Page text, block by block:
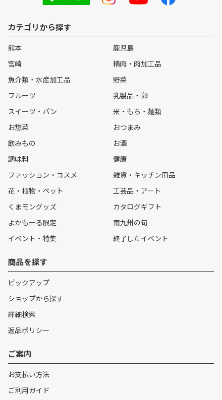
カテゴリから探す
熊本
鹿児島
宮崎
精肉・肉加工品
魚介類・水産加工品
野菜
フルーツ
乳製品・卵
スイーツ・パン
米・もち・麺類
お惣菜
おつまみ
飲みもの
お酒
調味料
健康
ファッション・コスメ
雑貨・キッチン用品
花・植物・ペット
工芸品・アート
くまモングッズ
カタログギフト
よかもーる限定
南九州の旬
イベント・特集
終了したイベント
商品を探す
ピックアップ
ショップから探す
詳細検索
返品ポリシー
ご案内
お支払い方法
ご利用ガイド